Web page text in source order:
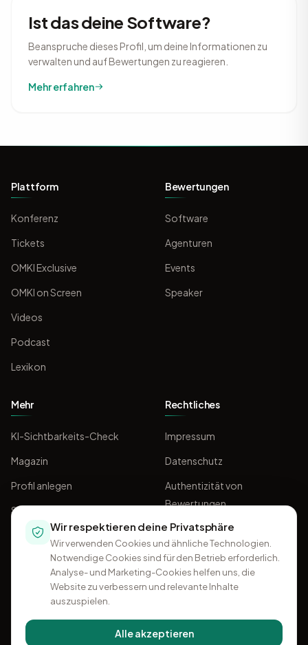
Ist das deine Software?
Beanspruche dieses Profil, um deine Informationen zu
verwalten und auf Bewertungen zu reagieren.
Mehr erfahren
Plattform
Konferenz
Tickets
OMKI Exclusive
OMKI on Screen
Videos
Podcast
Lexikon
Bewertungen
Software
Agenturen
Events
Speaker
Mehr
KI-Sichtbarkeits-Check
Magazin
Profil anlegen
Sponsoring
Rechtliches
Impressum
Datenschutz
Authentizität von
Bewertungen
AGB
Wir respektieren deine Privatsphäre
Wir verwenden Cookies und ähnliche Technologien.
Notwendige Cookies sind für den Betrieb erforderlich.
Analyse- und Marketing-Cookies helfen uns, die
Website zu verbessern und relevante Inhalte
auszuspielen.
Alle akzeptieren